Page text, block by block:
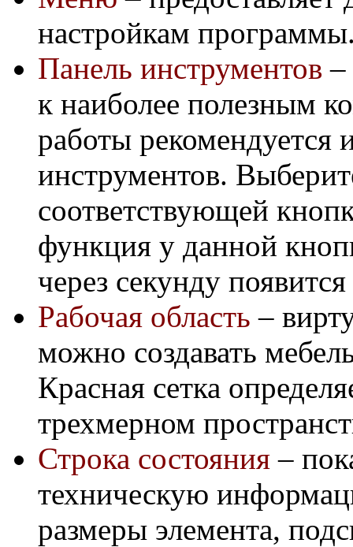
настройкам
Панель инструментов –
к наиболее полезным
работы рекомендуется
инструментов.
соответствующей
функция у данной
через секунду
Рабочая область –
можно создавать
Красная сетка
трехмерном
Строка состояния –
техническую
размеры элемента,